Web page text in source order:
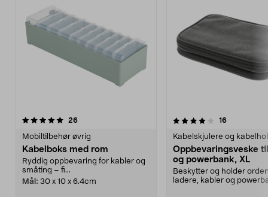
26anmeldelser
Mobiltilbehør øvrig
Kabelboks med rom
Ryddig oppbevaring for kabler og
småting – fi...
Mål: 30 x 10 x 6.4cm
4.0 av 5 stjerner 16anmeldelser
Kabelskjulere og
Oppbevaringsveske
og powerbank, XL
Beskytter og holder
ladere, kabler og
4.5 av 5 stjerner